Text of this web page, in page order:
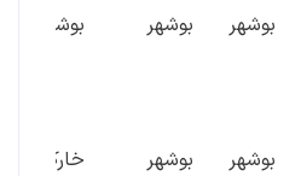
بوشهر بوشهر بوشهر
بوشهر بوشهر خارک